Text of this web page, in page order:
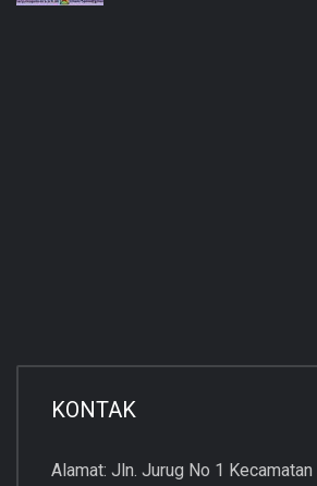
KONTAK
Alamat: Jln. Jurug No 1